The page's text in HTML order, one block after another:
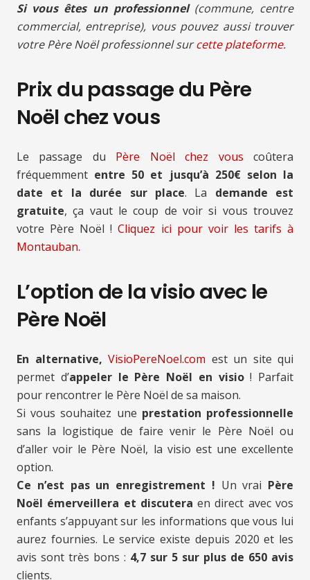
Si vous êtes un professionnel(commune, centre
commercial, entreprise), vous pouvez aussi trouver
votre Père Noël professionnel surcette plateforme.
Prix du passage du Père
Noël chez vous
Le passage du Père Noël chez vous coûtera
fréquemment entre 50 et jusqu’à 250€ selon la
date et la durée sur place. La demande est
gratuite, ça vaut le coup de voir si vous trouvez
votre Père Noël !Cliquez ici pour voir les tarifs à
Montauban.
L’option de la visio avec le
Père Noël
En alternative, VisioPereNoel.com est un site qui
permet d’appeler le Père Noël en visio! Parfait
pour rencontrer le Père Noël de sa maison.
Si vous souhaitez une prestation professionnelle
sans la logistique de faire venir le Père Noël ou
d’aller voir le Père Noël, la visio est une excellente
option.
Ce n’est pas un enregistrement ! Un vrai Père
Noël émerveillera et discutera en direct avec vos
enfants s’appuyant sur les informations que vous lui
aurez fournies. Le service existe depuis 2020 et les
avis sont très bons : 4,7 sur 5 sur plus de 650 avis
clients.